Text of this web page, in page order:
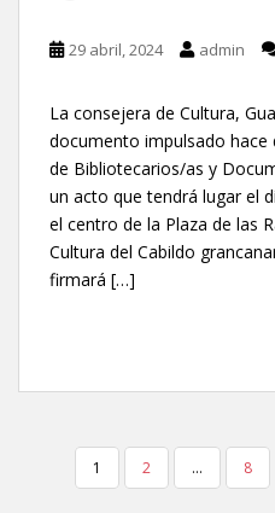
29 abril, 2024 admin
La consejera de Cultura,
documento impulsado hace
de Bibliotecarios/as y
un acto que tendrá lugar el
el centro de la Plaza de las
Cultura del Cabildo
firmará […]
NAVEGACIÓN
1 2 … 8